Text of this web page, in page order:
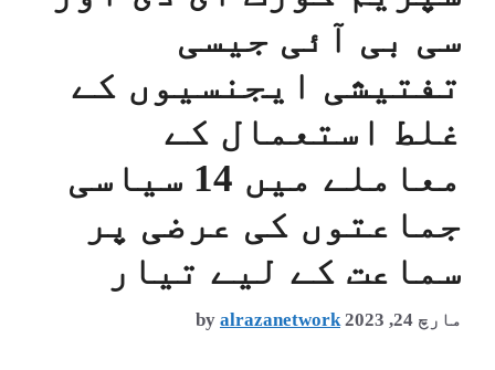
سی بی آئی جیسی
تفتیشی ایجنسیوں کے
غلط استعمال کے
معاملے میں 14 سیاسی
جماعتوں کی عرضی پر
سماعت کے لیے تیار
مارچ 24, 2023 by alrazanetwork